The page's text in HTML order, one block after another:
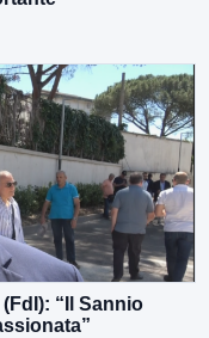
“Il Sannio